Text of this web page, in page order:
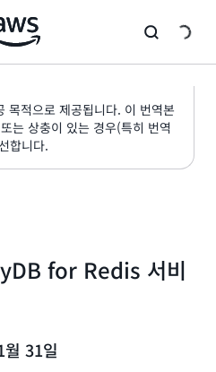
목적으로 제공됩니다. 이 번역본
는 상충이 있는 경우(특히 번역
합니다.
for Redis 서비
31일